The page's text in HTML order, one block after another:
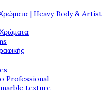
Χρώματα | Heavy Body & Artist
Professional
texture